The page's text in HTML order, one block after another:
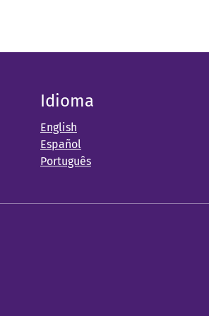
Idioma
English
Español
Português